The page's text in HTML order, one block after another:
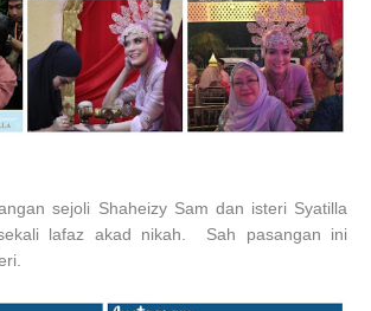
sejoli Shaheizy Sam dan isteri Syatilla
lafaz akad nikah. Sah pasangan ini